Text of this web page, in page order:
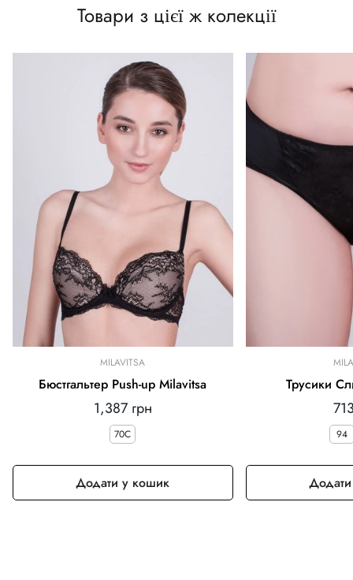
Товари з цієї ж колекції
MILAVITSA
Бюстгальтер Push-up Milavitsa
Звичайна
ціна
1,387 грн
70C
Додати у кошик
Трусики
94